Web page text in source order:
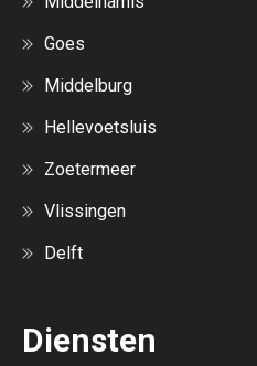
Goes
Middelburg
Hellevoetsluis
Zoetermeer
Vlissingen
Delft
Diensten